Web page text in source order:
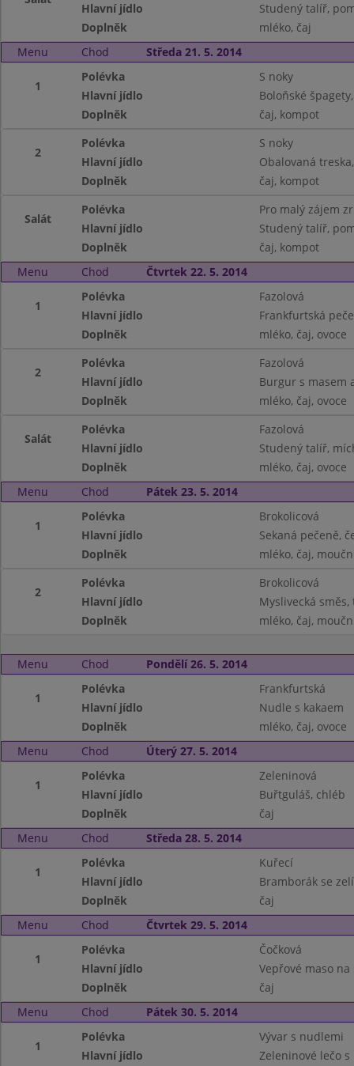
Hlavní jídlo
Studený talíř,
Doplněk
mléko, čaj
Menu
Chod Středa 21. 5. 2014
1
Polévka
S noky
Hlavní jídlo
Boloňské
Doplněk
čaj, kompot
2
Polévka
S noky
Hlavní jídlo
Obalovaná
Doplněk
čaj, kompot
Salát
Polévka
Pro malý zájem
Hlavní jídlo
Studený talíř,
Doplněk
čaj, kompot
Menu
Chod Čtvrtek 22. 5. 2014
1
Polévka
Fazolová
Hlavní jídlo
Frankfurtská
Doplněk
mléko, čaj, ovoce
2
Polévka
Fazolová
Hlavní jídlo
Burgur s masem
Doplněk
mléko, čaj, ovoce
Salát
Polévka
Fazolová
Hlavní jídlo
Studený talíř,
Doplněk
mléko, čaj, ovoce
Menu
Chod Pátek 23. 5. 2014
1
Polévka
Brokolicová
Hlavní jídlo
Sekaná pečeně,
Doplněk
mléko, čaj,
2
Polévka
Brokolicová
Hlavní jídlo
Myslivecká
Doplněk
mléko, čaj,
Menu Chod Pondělí 26. 5. 2014
1
Polévka
Frankfurtská
Hlavní jídlo
Nudle s kakaem
Doplněk
mléko, čaj, ovoce
Menu
Chod Úterý 27. 5. 2014
1
Polévka
Zeleninová
Hlavní jídlo
Buřtguláš, chléb
Doplněk
čaj
Menu
Chod Středa 28. 5. 2014
1
Polévka
Kuřecí
Hlavní jídlo
Bramborák se
Doplněk
čaj
Menu
Chod Čtvrtek 29. 5. 2014
1
Polévka
Čočková
Hlavní jídlo
Vepřové maso
Doplněk
čaj
Menu
Chod Pátek 30. 5. 2014
1
Polévka
Vývar s nudlemi
Hlavní jídlo
Zeleninové lečo